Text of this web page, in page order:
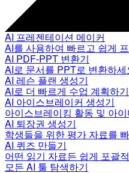
AI 프레젠테이션 메이커
AI를 사용하여 빠르고 쉽게
AI PDF-PPT 변환기
AI로 문서를 PPT로 변환하세
AI 레슨 플랜 생성기
AI로 더 빠르게 수업 계획하기
AI 아이스브레이커 생성기
아이스브레이킹 활동 및 아
AI 퇴장권 생성기
학생들을 위한 평가 자료를
AI 퀴즈 만들기
어떤 읽기 자료든 쉽게 포괄
모든 AI 툴 탐색하기